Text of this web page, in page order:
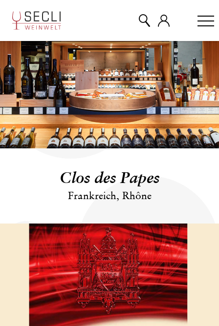
Clos des Papes
Frankreich, Rhône
WEINE
CHAMPAGNER
& MEHR